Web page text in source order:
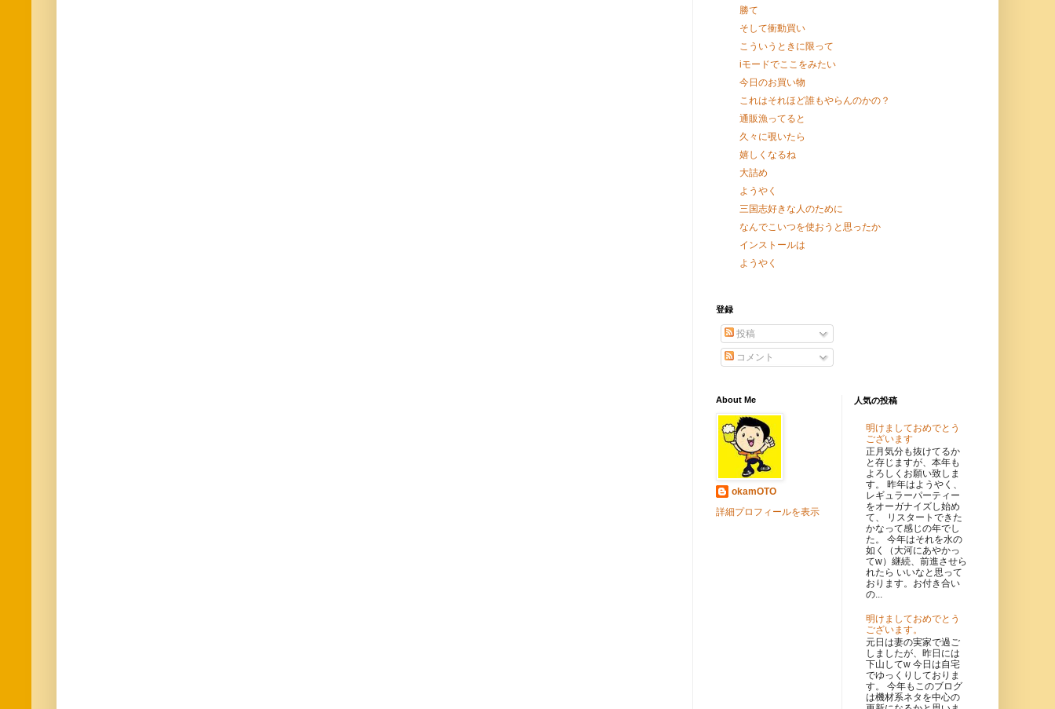
勝て
そして衝動買い
こういうときに限って
iモードでここをみたい
今日のお買い物
これはそれほど誰もやらんのかの？
通販漁ってると
久々に覗いたら
嬉しくなるね
大詰め
ようやく
三国志好きな人のために
なんでこいつを使おうと思ったか
インストールは
ようやく
登録
投稿
コメント
About Me
okamOTO
詳細プロフィールを表示
人気の投稿
明けましておめでとう
ございます
正月気分も抜けてるか
と存じますが、本年も
よろしくお願い致しま
す。 昨年はようやく、
レギュラーパーティー
をオーガナイズし始め
て、 リスタートできた
かなって感じの年でし
た。 今年はそれを水の
如く（大河にあやかっ
てw）継続、前進させら
れたら いいなと思って
おります。お付き合い
の...
明けましておめでとう
ございます。
元日は妻の実家で過ご
しましたが、昨日には
下山してw 今日は自宅
でゆっくりしておりま
す。 今年もこのブログ
は機材系ネタを中心の